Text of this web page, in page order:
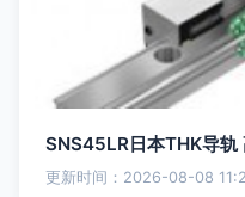
SNS45LR日本THK导轨
更新时间：2026-08-08